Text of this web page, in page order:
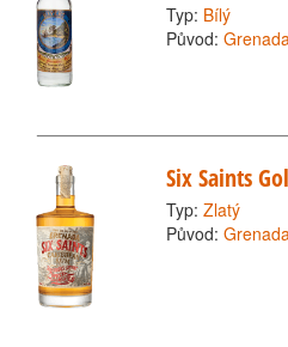
Typ: Bílý
Původ:
Six Saints
Typ: Zlatý
Původ: